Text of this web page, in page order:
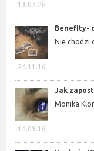
13.07.26
24.11.16
Benefity-
Nie chodzi
14.09.16
Jak
Monika